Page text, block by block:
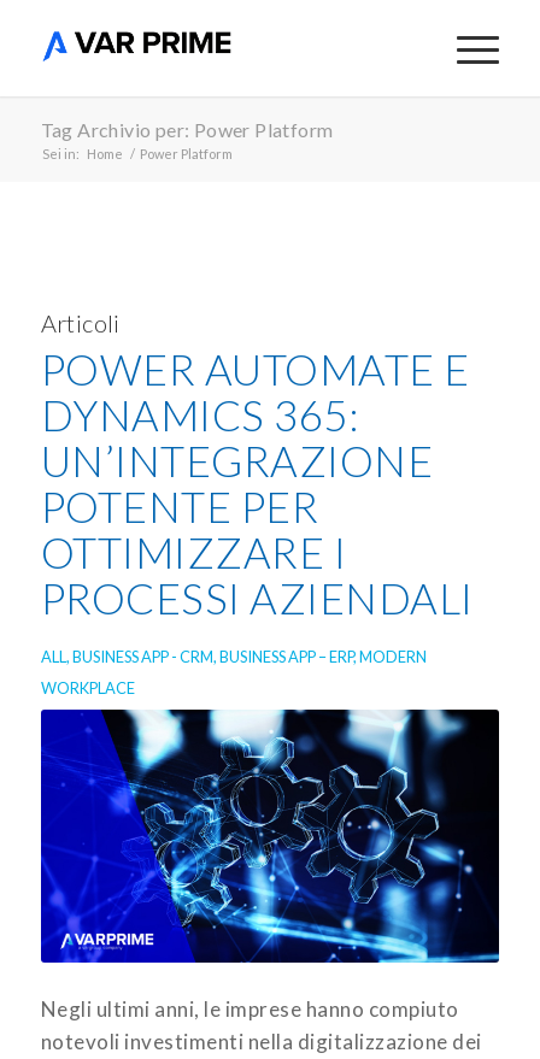
Tag Archivio per: Power Platform
Sei in: Home / Power Platform
Articoli
POWER AUTOMATE E
DYNAMICS 365:
UN’INTEGRAZIONE
POTENTE PER
OTTIMIZZARE I
PROCESSI AZIENDALI
ALL,BUSINESS APP - CRM,BUSINESS APP – ERP,MODERN
WORKPLACE
Negli ultimi anni, le imprese hanno compiuto
notevoli investimenti nella digitalizzazione dei